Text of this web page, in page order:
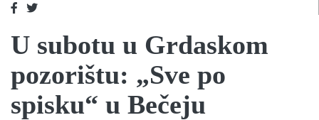
U subotu u Grdaskom
pozorištu: „Sve po
spisku“ u Bečeju